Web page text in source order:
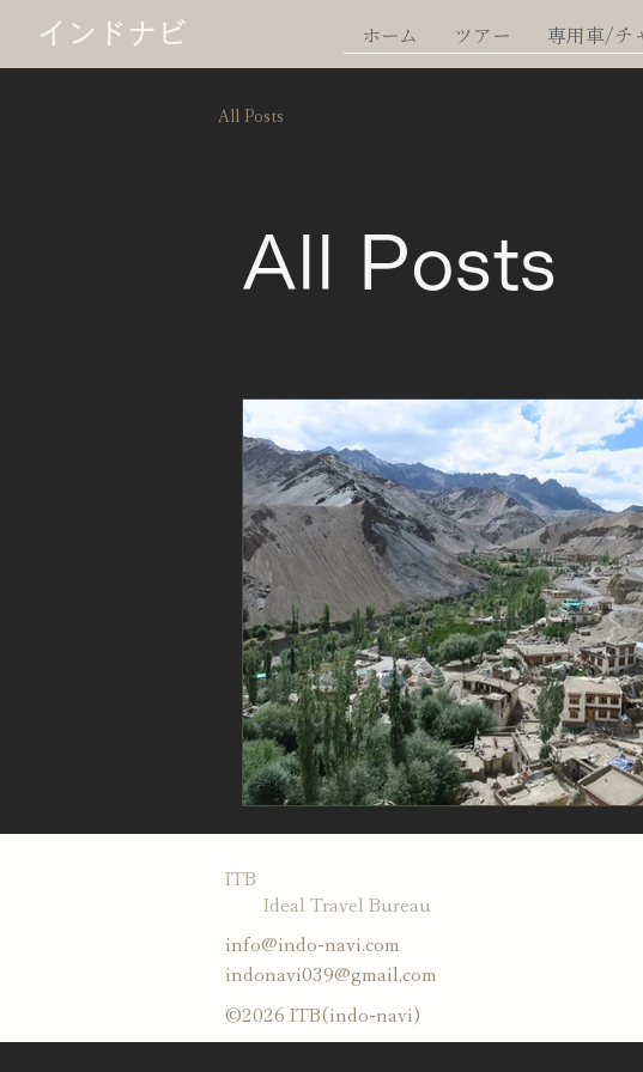
インドナビ ホーム ツアー 専用車/チ
All Posts
All Posts
ITB
Ideal Travel Bureau
info@indo-navi.com
indonavi039@gmail.com
©2026 ITB(indo-navi)